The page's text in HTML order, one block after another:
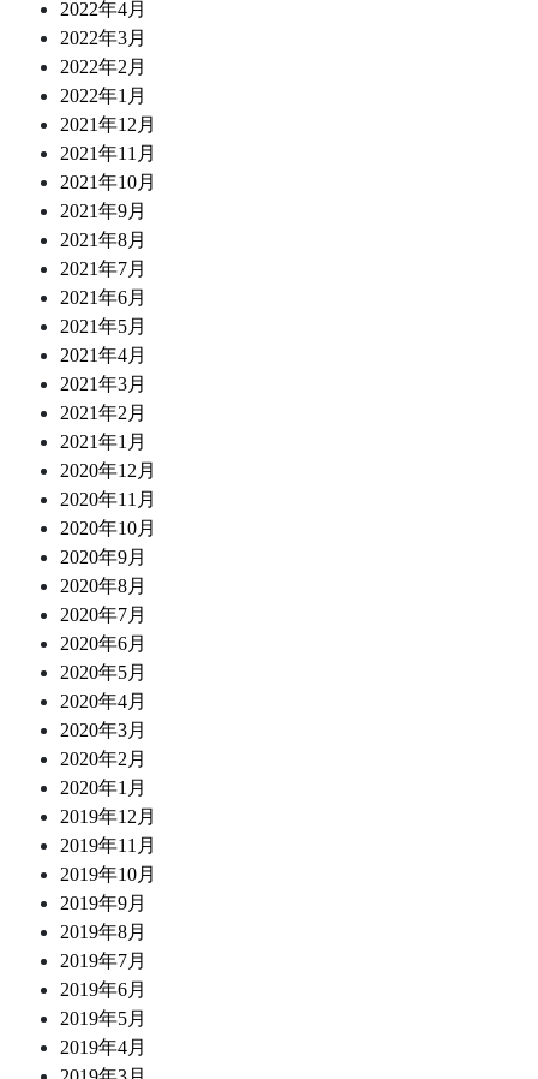
2022年4月
2022年3月
2022年2月
2022年1月
2021年12月
2021年11月
2021年10月
2021年9月
2021年8月
2021年7月
2021年6月
2021年5月
2021年4月
2021年3月
2021年2月
2021年1月
2020年12月
2020年11月
2020年10月
2020年9月
2020年8月
2020年7月
2020年6月
2020年5月
2020年4月
2020年3月
2020年2月
2020年1月
2019年12月
2019年11月
2019年10月
2019年9月
2019年8月
2019年7月
2019年6月
2019年5月
2019年4月